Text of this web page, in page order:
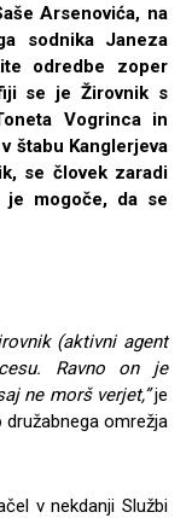
Arsenovića, na
sodnika Janeza
odredbe zoper
se je Žirovnik s
Vogrinca in
štabu Kanglerjeva
se človek zaradi
je mogoče, da se
(aktivni agent
Ravno on je
ne morš verjet,”je
omrežja
v nekdanji Službi